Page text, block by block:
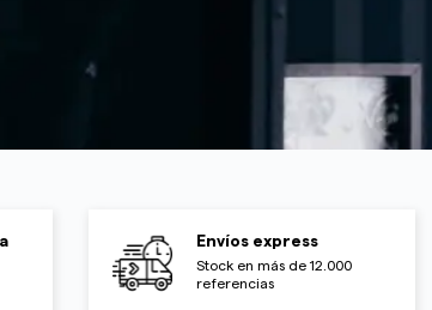
Envíos express
Stock en más de 12.000
referencias